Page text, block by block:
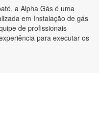
a Alpha Gás é uma
em Instalação de gás
de profissionais
para executar os